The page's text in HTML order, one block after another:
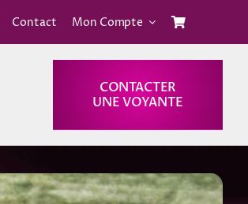
Contact Mon Compte
CONTACTER
UNE VOYANTE